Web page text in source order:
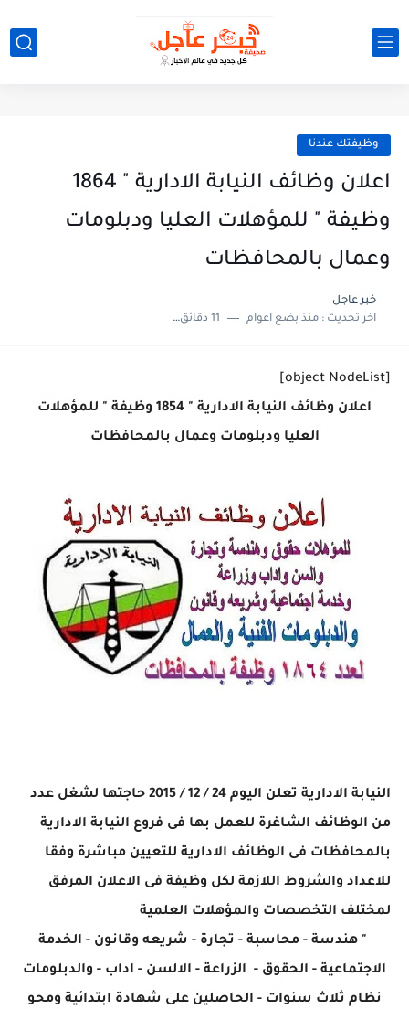
وظيفتك عندنا
اعلان وظائف النيابة الادارية " 1864
وظيفة " للمؤهلات العليا ودبلومات
وعمال بالمحافظات
خبر عاجل
اخر تحديث :منذ بضع اعوام 11 دقائق للقراءة
[object NodeList]
اعلان وظائف النيابة الادارية " 1854 وظيفة " للمؤهلات
العليا ودبلومات وعمال بالمحافظات
النيابة الادارية تعلن اليوم 24 / 12 / 2015 حاجتها لشغل عدد
من الوظائف الشاغرة للعمل بها فى فروع النيابة الادارية
بالمحافظات فى الوظائف الادارية للتعيين مباشرة وفقا
للاعداد والشروط اللازمة لكل وظيفة فى الاعلان المرفق
لمختلف التخصصات والمؤهلات العلمية
" هندسة - محاسبة - تجارة - شريعه وقانون - الخدمة
الاجتماعية - الحقوق - الزراعة - الالسن - اداب - والدبلومات
نظام ثلاث سنوات - الحاصلين على شهادة ابتدائية ومحو